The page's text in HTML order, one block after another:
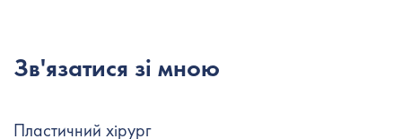
Зв'язатися зі мною
Пластичний хірург